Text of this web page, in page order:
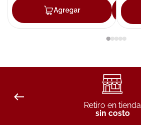
Agregar
Retiro en tienda
sin costo